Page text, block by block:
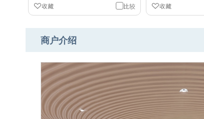
比较
收藏 收藏
商户介绍